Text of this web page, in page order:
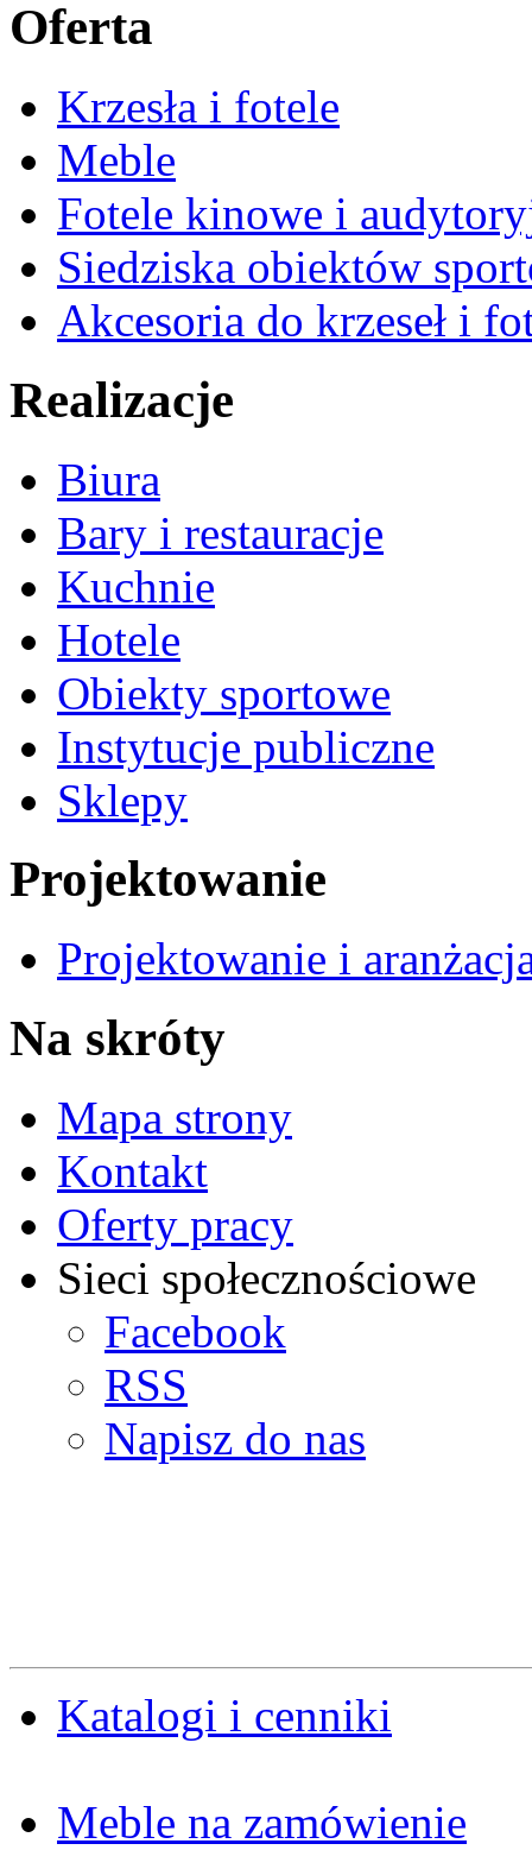
Oferta
Krzesła i fotele
Meble
Fotele kinowe i
Siedziska obiektów
Akcesoria do krzeseł i
Realizacje
Biura
Bary i restauracje
Kuchnie
Hotele
Obiekty sportowe
Instytucje publiczne
Sklepy
Projektowanie
Projektowanie i
Na skróty
Mapa strony
Kontakt
Oferty pracy
Sieci społecznościowe
Facebook
RSS
Napisz do nas
Katalogi i cenniki
Meble na zamówienie